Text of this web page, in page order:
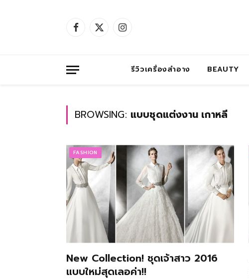
Facebook
X
Instagram
รีวิวเครื่องสำอาง BEAUTY
BROWSING: แบบชุดแต่งงาน เกาหลี
FASHION
New Collection! ชุดเจ้าสาว 2016
แบบใหม่สุดเลอค่า!!